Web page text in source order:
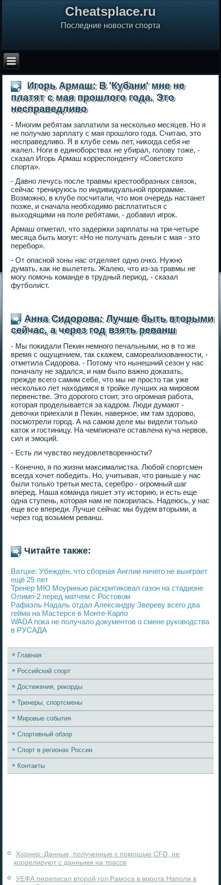
Сheatsplace.ru
Последние новости спорта
Игорь Армаш: В 'Кубани' мне не
платят с мая прошлого года. Это
несправедливо
- Многим ребятам заплатили за несколько месяцев. Но я
не получаю зарплату с мая прошлого года. Считаю, это
несправедливо. Я в клубе семь лет, никогда себя не
жалел. Ноги в единоборствах не убирал, голову тоже, -
сказал Игорь Армаш корреспонденту «Советского
спорта».
- Давно лечусь после травмы крестообразных связок,
сейчас тренируюсь по индивидуальной программе.
Возможно, в клубе посчитали, что моя очередь настанет
позже, и сначала необходимо расплатиться с
выходящими на поле ребятами, - добавил игрок.
Армаш отметил, что задержки зарплаты на три-четыре
месяца быть могут: «Но не получать деньги с мая - это
перебор».
- От опасной зоны нас отделяет одно очко. Нужно
думать, как не вылететь. Жалею, что из-за травмы не
могу помочь команде в трудный период, - сказал
футболист.
Анна Сидорова: Лучше быть вторыми
сейчас, а через год взять реванш
- Мы покидали Пекин немного печальными, но в то же
время с ощущением, так скажем, самореализованности, -
отметила Сидорова. - Потому что нынешний сезон у нас
поначалу не задался, и нам было важно доказать,
прежде всего самим себе, что мы не просто так уже
несколько лет находимся в тройке лучших на мировом
первенстве. Это дорогого стоит, это огромная работа,
которая проделывается за кадром. Люди думают -
девочки приехали в Пекин, наверное, им там здорово,
посмотрели город. А на самом деле мы видели только
каток и гостиницу. На чемпионате оставлена куча нервов,
сил и эмоций.
- Есть ли чувство неудовлетворенности?
- Конечно, я по жизни максималистка. Любой спортсмен
всегда хочет победить. Но, учитывая, что раньше у нас
были только третьи места, серебро - огромный шаг
вперед. Наша команда пишет эту историю, и есть еще
одна ступень, которая нам не покорилась. Надеюсь, у нас
еще все впереди. Лучше сейчас мы будем вторыми, а
через год возьмем реванш.
Читайте также:
Ватцке: Убеждён, что сборная Англии ничего не выиграет
ещё 25 лет
Тренер МЮ Моуринью раскритиковал газон на стадионе
Олимп-2 перед матчем с Ростовом
Рафаэль Надаль отдал Александру Звереву всего два
гейма на Мастерсе в Монте-Карло
WADA пока не получало документов о смене руководства
в РУСАДА
Главная
Российский спорт
Достижения, рекорды
Тренеры, спортсмены
Мировые события
Спортивный обзор
Спорт в регионах России
Контакты
Хорнер: Данные, полученные с помощью CFD, не
коррелируют с данными на трассе
УЕФА переписал второй гол Рамоса в ворота Наполи в